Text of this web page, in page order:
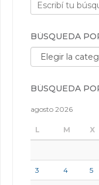
BÚSQUEDA
Búsqueda por
BÚSQUEDA
agosto 2026
L M X
3 4 5